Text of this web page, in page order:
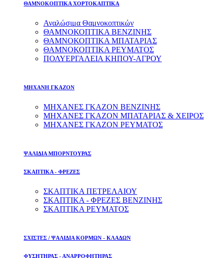
ΘΑΜΝΟΚΟΠΤΙΚΑ ΧΟΡΤΟΚΑΠΤΙΚΑ
Αναλώσιμα Θαμνοκοπτικών
ΘΑΜΝΟΚΟΠΤΙΚΑ ΒΕΝΖΙΝΗΣ
ΘΑΜΝΟΚΟΠΤΙΚΑ ΜΠΑΤΑΡΙΑΣ
ΘΑΜΝΟΚΟΠΤΙΚΑ ΡΕΥΜΑΤΟΣ
ΠΟΛΥΕΡΓΑΛΕΙΑ ΚΗΠΟΥ-ΑΓΡΟΥ
ΜΗΧΑΝΗ ΓΚΑΖΟΝ
ΜΗΧΑΝΕΣ ΓΚΑΖΟΝ ΒΕΝΖΙΝΗΣ
ΜΗΧΑΝΕΣ ΓΚΑΖΟΝ ΜΠΑΤΑΡΙΑΣ & ΧΕΙΡΟΣ
ΜΗΧΑΝΕΣ ΓΚΑΖΟΝ ΡΕΥΜΑΤΟΣ
ΨΑΛΙΔΙΑ ΜΠΟΡΝΤΟΥΡΑΣ
ΣΚΑΠΤΙΚΑ - ΦΡΕΖΕΣ
ΣΚΑΠΤΙΚΑ ΠΕΤΡΕΛΑΙΟΥ
ΣΚΑΠΤΙΚΑ - ΦΡΕΖΕΣ ΒΕΝΖΙΝΗΣ
ΣΚΑΠΤΙΚΑ ΡΕΥΜΑΤΟΣ
ΣΧΙΣΤΕΣ / ΨΑΛΙΔΙΑ ΚΟΡΜΩΝ - ΚΛΑΔΩΝ
ΦΥΣΗΤΗΡΑΣ - ΑΝΑΡΡΟΦΗΤΗΡΑΣ